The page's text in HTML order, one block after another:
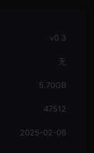
v0.3
无
5.70GB
47512
2025-02-06